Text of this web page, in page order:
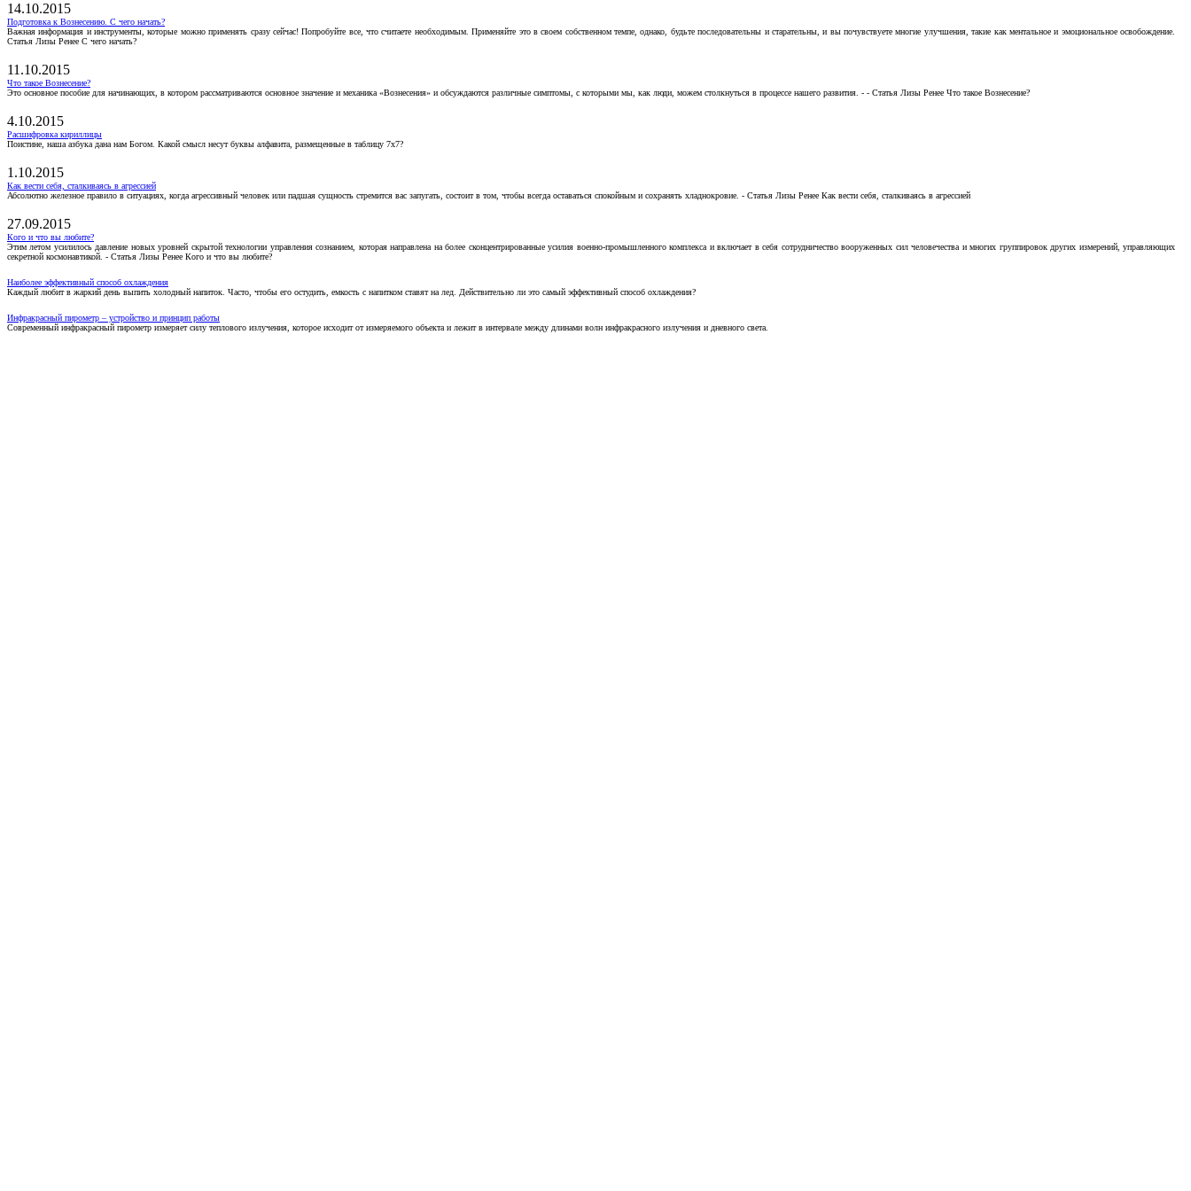
14.10.2015
Подготовка к Вознесению. С чего начать?
Важная информация и инструменты, которые можно применять сразу сейчас! Попробуйте все, что считаете необходимым. Применяйте это в своем собственном темпе, однако, будьте последовательны и старательны, и вы почувствуете многие улучшения, такие как ментальное и эмоциональное освобождение.
Статья Лизы Ренее С чего начать?
11.10.2015
Что такое Вознесение?
Это основное пособие для начинающих, в котором рассматриваются основное значение и механика «Вознесения» и обсуждаются различные симптомы, с которыми мы, как люди, можем столкнуться в процессе нашего развития. - - Статья Лизы Ренее Что такое Вознесение?
4.10.2015
Расшифровка кириллицы
Поистине, наша азбука дана нам Богом. Какой смысл несут буквы алфавита, размещенные в таблицу 7х7?
1.10.2015
Как вести себя, сталкиваясь в агрессией
Абсолютно железное правило в ситуациях, когда агрессивный человек или падшая сущность стремится вас запугать, состоит в том, чтобы всегда оставаться спокойным и сохранять хладнокровие. - Статья Лизы Ренее Как вести себя, сталкиваясь в агрессией
27.09.2015
Кого и что вы любите?
Этим летом усилилось давление новых уровней скрытой технологии управления сознанием, которая направлена на более сконцентрированные усилия военно-промышленного комплекса и включает в себя сотрудничество вооруженных сил человечества и многих группировок других измерений, управляющих
секретной космонавтикой. - Статья Лизы Ренее Кого и что вы любите?
Наиболее эффективный способ охлаждения
Каждый любит в жаркий день выпить холодный напиток. Часто, чтобы его остудить, емкость с напитком ставят на лед. Действительно ли это самый эффективный способ охлаждения?
Инфракрасный пирометр – устройство и принцип работы
Современный инфракрасный пирометр измеряет силу теплового излучения, которое исходит от измеряемого объекта и лежит в интервале между длинами волн инфракрасного излучения и дневного света.